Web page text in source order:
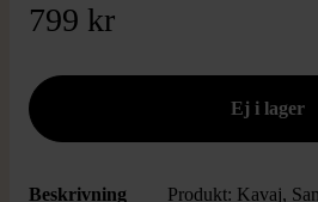
799 kr
Beskrivning
Produkt: Kavaj,